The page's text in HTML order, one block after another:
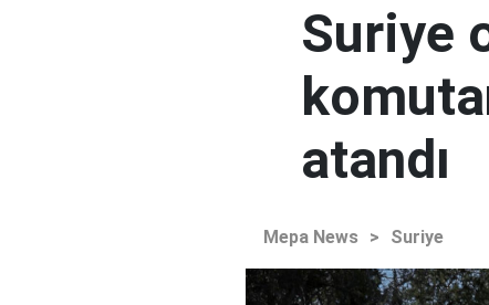
Suriye
atandı
Mepa News > Suriye